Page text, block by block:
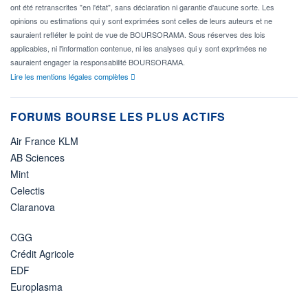
ont été retranscrites "en l'état", sans déclaration ni garantie d'aucune sorte. Les
opinions ou estimations qui y sont exprimées sont celles de leurs auteurs et ne
sauraient refléter le point de vue de BOURSORAMA. Sous réserves des lois
applicables, ni l'information contenue, ni les analyses qui y sont exprimées ne
sauraient engager la responsabilité BOURSORAMA.
Lire les mentions légales complètes
FORUMS BOURSE LES PLUS ACTIFS
Air France KLM
AB Sciences
Mint
Celectis
Claranova
CGG
Crédit Agricole
EDF
Europlasma